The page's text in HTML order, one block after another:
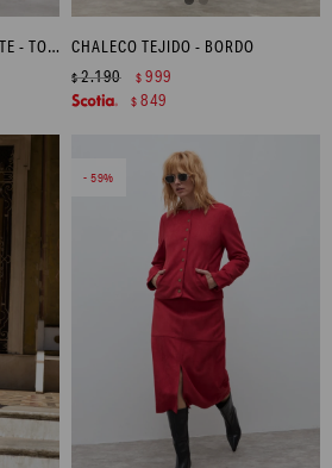
REMERA VIVO EN CONTRASTE - TOSTADO CHALECO TEJIDO - BORDO
$2.190 $ 999
$ 849
59